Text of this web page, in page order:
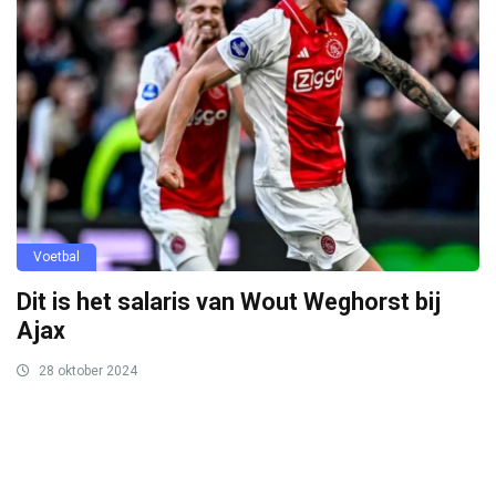
Voetbal
Dit is het salaris van Wout Weghorst bij
Ajax
28 oktober 2024